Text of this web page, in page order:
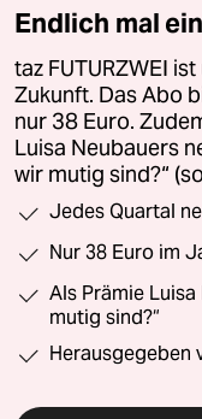
Endlich mal
taz FUTURZWEI
Zukunft. Das Abo
nur 38 Euro.
Luisa Neubauers
wir mutig sind?“
Jedes Quartal
Nur 38 Euro im
Als Prämie Luisa
mutig sind?“
Herausgegeben